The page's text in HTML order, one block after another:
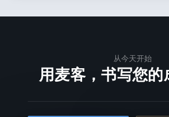
从今天开始
用麦客，书写您的